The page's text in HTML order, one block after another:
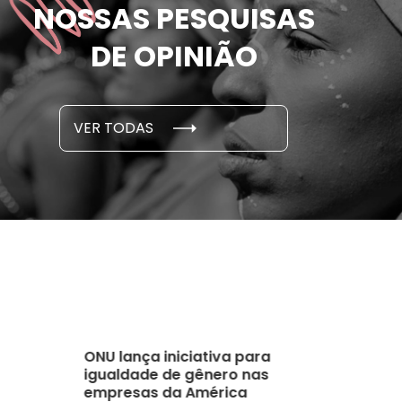
NOSSAS PESQUISAS
DE OPINIÃO
VER TODAS
ameaçadas de
por parceiro ou ex;
em cada 6 já sofreu
E PESQUISAS
novembro, 2021
sofreram
seus
cidade
ONU lança iniciativa para
igualdade de gênero nas
empresas da América